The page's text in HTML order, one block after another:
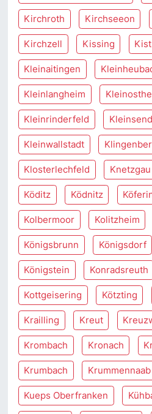
Kirchroth Kirchseeon
Kirchzell Kissing Kist
Kleinaitingen
Kleinlangheim
Kleinrinderfeld
Kleinwallstadt
Klosterlechfeld Knetzgau
Köditz Ködnitz
Kolbermoor Kolitzheim
Königsbrunn Königsdorf
Königstein Konradsreuth
Kottgeisering Kötzting
Krailling Kreut
Krombach Kronach
Krumbach Krummennaab
Kueps Oberfranken